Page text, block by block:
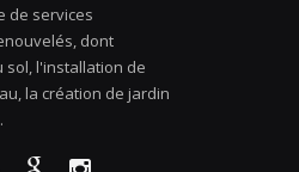
de services
dont
sol, l'installation de
la création de jardin